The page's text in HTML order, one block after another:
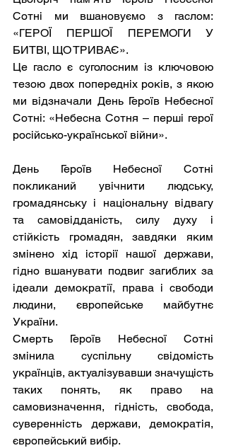
Сотні ми вшановуємо з гаслом:
«ГЕРОЇ ПЕРШОЇ ПЕРЕМОГИ У
БИТВІ, ЩО ТРИВАЄ».
Це гасло є суголосним із ключовою
тезою двох попередніх років, з якою
ми відзначали День Героїв Небесної
Сотні: «Небесна Сотня – перші герої
російсько-української війни».
День Героїв Небесної Сотні
покликаний увічнити людську,
громадянську і національну відвагу
та самовідданість, силу духу і
стійкість громадян, завдяки яким
змінено хід історії нашої держави,
гідно вшанувати подвиг загиблих за
ідеали демократії, права і свободи
людини, європейське майбутнє
України.
Смерть Героїв Небесної Сотні
змінила суспільну свідомість
українців, актуалізувавши значущість
таких понять, як право на
самовизначення, гідність, свобода,
суверенність держави, демократія,
європейський вибір.